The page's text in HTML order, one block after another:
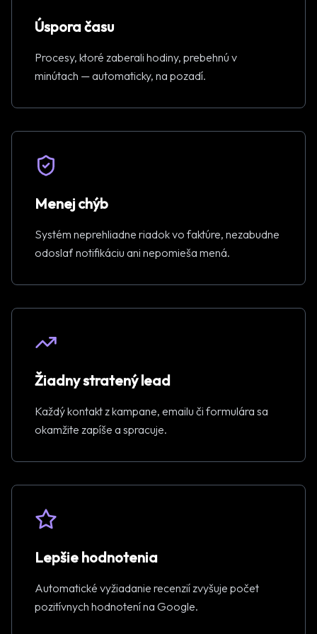
Úspora času
Procesy, ktoré zaberali hodiny, prebehnú v
minútach — automaticky, na pozadí.
Menej chýb
Systém neprehliadne riadok vo faktúre, nezabudne
odoslať notifikáciu ani nepomieša mená.
Žiadny stratený lead
Každý kontakt z kampane, emailu či formulára sa
okamžite zapíše a spracuje.
Lepšie hodnotenia
Automatické vyžiadanie recenzií zvyšuje počet
pozitívnych hodnotení na Google.